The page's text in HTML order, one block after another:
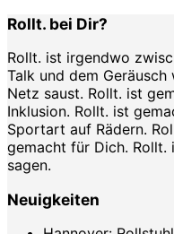
Rollt. bei Dir?
Rollt. ist irgendwo
Talk und dem
Netz saust. Rollt. ist
Inklusion. Rollt. ist
Sportart auf Rädern.
gemacht für Dich.
sagen.
Neuigkeiten